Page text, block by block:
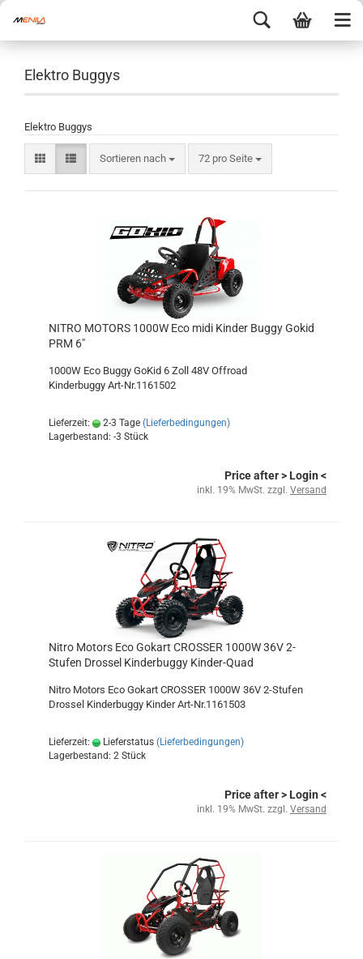
Elektro Buggys
Elektro Buggys
Sortieren nach 72 pro Seite
NITRO MOTORS 1000W Eco midi Kinder Buggy Gokid
PRM 6"
1000W Eco Buggy GoKid 6 Zoll 48V Offroad
Kinderbuggy Art-Nr.1161502
Lieferzeit: 2-3 Tage (Lieferbedingungen)
Lagerbestand: -3 Stück
Price after> Login <
inkl. 19% MwSt. zzgl. Versand
Nitro Motors Eco Gokart CROSSER 1000W 36V 2-
Stufen Drossel Kinderbuggy Kinder-Quad
Nitro Motors Eco Gokart CROSSER 1000W 36V 2-Stufen
Drossel Kinderbuggy Kinder Art-Nr.1161503
Lieferzeit: Lieferstatus (Lieferbedingungen)
Lagerbestand: 2 Stück
Price after> Login <
inkl. 19% MwSt. zzgl. Versand